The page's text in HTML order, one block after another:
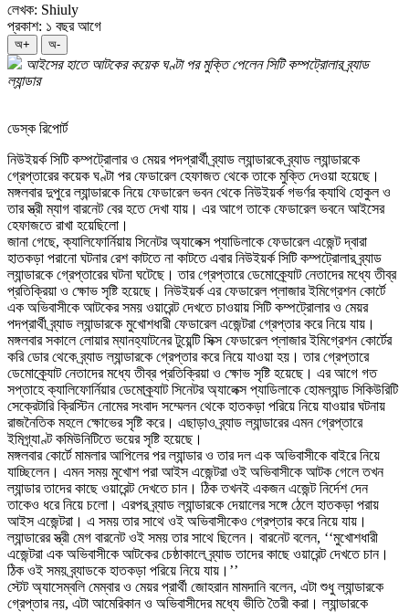
লেখক: Shiuly
প্রকাশ: ১ বছর আগে
অ+ অ-
আইসের হাতে আটকের কয়েক ঘণ্টা পর মুক্তি পেলেন সিটি কম্পট্রোলার ব্র্যাড
ল্যান্ডার
ডেস্ক রিপোর্ট
নিউইয়র্ক সিটি কম্পট্রোলার ও মেয়র পদপ্রার্থী ব্র্যাড ল্যান্ডারকে ব্র্যাড ল্যান্ডারকে
গ্রেপ্তারের কয়েক ঘণ্টা পর ফেডারেল হেফাজত থেকে তাকে মুক্তি দেওয়া হয়েছে।
মঙ্গলবার দুপুরে ল্যান্ডারকে নিয়ে ফেডারেল ভবন থেকে নিউইয়র্ক গভর্ণর ক্যাথি হোকুল ও
তার স্ত্রী ম্যাগ বারনেট বের হতে দেখা যায়। এর আগে তাকে ফেডারেল ভবনে আইসের
হেফাজতে রাখা হয়েছিলো।
জানা গেছে, ক্যালিফোর্নিয়ায় সিনেটর অ্যালেক্স প্যাডিলাকে ফেডারেল এজেন্ট দ্বারা
হাতকড়া পরানো ঘটনার রেশ কাটতে না কাটতে এবার নিউইয়র্ক সিটি কম্পট্রোলার ব্র্যাড
ল্যান্ডারকে গ্রেপ্তারের ঘটনা ঘটেছে। তার গ্রেপ্তারে ডেমোক্র্যোট নেতাদের মধ্যে তীব্র
প্রতিক্রিয়া ও ক্ষোভ সৃষ্টি হয়েছে। নিউইয়র্ক এর ফেডারেল প্লাজার ইমিগ্রেশন কোর্টে
এক অভিবাসীকে আটকের সময় ওয়ারেন্ট দেখতে চাওয়ায় সিটি কম্পট্রোলার ও মেয়র
পদপ্রার্থী ব্র্যাড ল্যান্ডারকে মুখোশধারী ফেডারেল এজেন্টরা গ্রেপ্তার করে নিয়ে যায়।
মঙ্গলবার সকালে লোয়ার ম্যানহ্যাটনের টুয়েন্টি সিক্স ফেডারেল প্লাজার ইমিগ্রেশন কোর্টের
করি ডোর থেকে ব্র্যাড ল্যান্ডারকে গ্রেপ্তার করে নিয়ে যাওয়া হয়। তার গ্রেপ্তারে
ডেমোক্র্যোট নেতাদের মধ্যে তীব্র প্রতিক্রিয়া ও ক্ষোভ সৃষ্টি হয়েছে। এর আগে গত
সপ্তাহে ক্যালিফোর্নিয়ার ডেমোক্র্যাট সিনেটর অ্যালেক্স প্যাডিলাকে হোমল্যান্ড সিকিউরিটি
সেক্রেটারি ক্রিস্টিন নোমের সংবাদ সম্মেলন থেকে হাতকড়া পরিয়ে নিয়ে যাওয়ার ঘটনায়
রাজনৈতিক মহলে ক্ষোভের সৃষ্টি করে। এছাড়াও ব্র্যাড ল্যান্ডারের এমন গ্রেপ্তারে
ইমিগ্র্যাণ্ট কমিউনিটিতে ভয়ের সৃষ্টি হয়েছে।
মঙ্গলবার কোর্টে মামলার আপিলের পর ল্যান্ডার ও তার দল এক অভিবাসীকে বাইরে নিয়ে
যাচ্ছিলেন। এমন সময় মুখোশ পরা আইস এজেন্টরা ওই অভিবাসীকে আটক গেলে তখন
ল্যান্ডার তাদের কাছে ওয়ারেন্ট দেখতে চান। ঠিক তখনই একজন এজেন্ট নির্দেশ দেন
তাকেও ধরে নিয়ে চলো। এরপর ব্র্যাড ল্যান্ডারকে দেয়ালের সঙ্গে ঠেলে হাতকড়া পরায়
আইস এজেন্টরা। এ সময় তার সাথে ওই অভিবাসীকেও গ্রেপ্তার করে নিয়ে যায়।
ল্যান্ডারের স্ত্রী মেগ বারনেট ওই সময় তার সাথে ছিলেন। বারনেট বলেন, ‘‘মুখোশধারী
এজেন্টরা এক অভিবাসীকে আটকের চেষ্ঠাকালে ব্র্যাড তাদের কাছে ওয়ারেন্ট দেখতে চান।
ঠিক ওই সময় ব্র্যাডকে হাতকড়া পরিয়ে নিয়ে যায়।’’
স্টেট অ্যাসেম্বলি মেম্বার ও মেয়র প্রার্থী জোহরান মামদানি বলেন, এটা শুধু ল্যান্ডারকে
গ্রেপ্তার নয়, এটা আমেরিকান ও অভিবাসীদের মধ্যে ভীতি তৈরী করা। ল্যান্ডারকে